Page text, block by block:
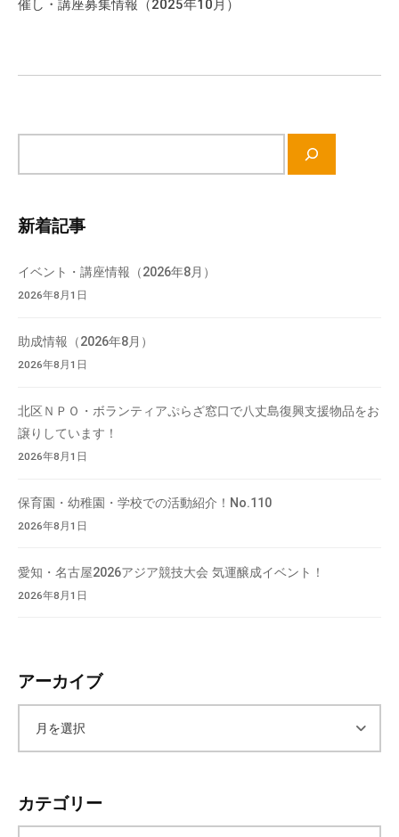
ョ
催し・講座募集情報（2025年10月）
検
新着記事
イベント・講座情報（2026年8月）
2026年8月1日
助成情報（2026年8月）
2026年8月1日
北区ＮＰＯ・ボランティアぷらざ窓口で八丈島復興支援物品をお
譲りしています！
2026年8月1日
保育園・幼稚園・学校での活動紹介！No.110
2026年8月1日
愛知・名古屋2026アジア競技大会 気運醸成イベント！
2026年8月1日
アーカイブ
カ
カテゴリー